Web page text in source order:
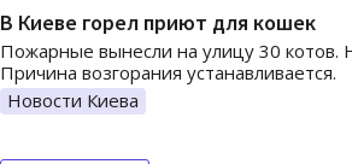
В Киеве горел приют для кошек
Пожарные вынесли на улицу 30 котов.
Причина возгорания устанавливается.
Новости Киева